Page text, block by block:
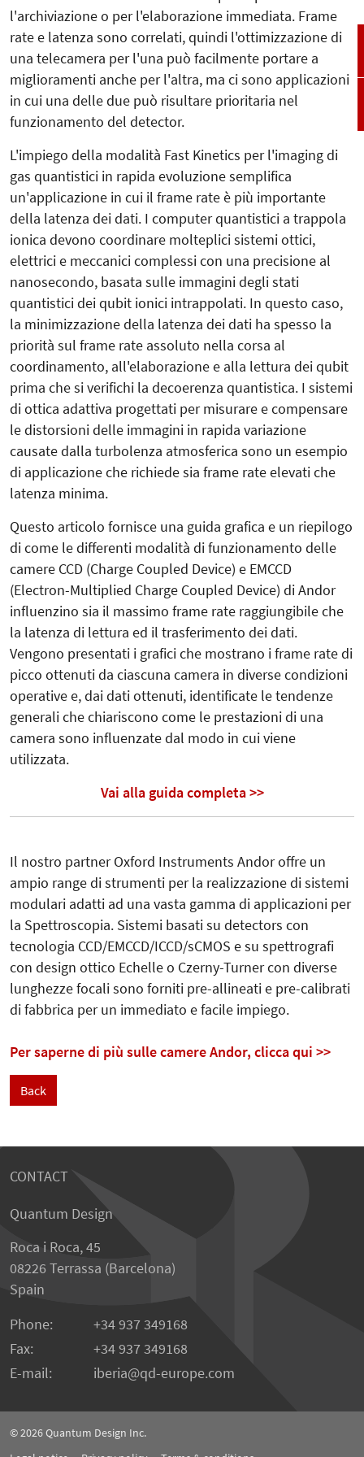
l'archiviazione o per l'elaborazione immediata. Frame
rate e latenza sono correlati, quindi l'ottimizzazione di
una telecamera per l'una può facilmente portare a
miglioramenti anche per l'altra, ma ci sono applicazioni
in cui una delle due può risultare prioritaria nel
funzionamento del detector.
L'impiego della modalità Fast Kinetics per l'imaging di
gas quantistici in rapida evoluzione semplifica
un'applicazione in cui il frame rate è più importante
della latenza dei dati. I computer quantistici a trappola
ionica devono coordinare molteplici sistemi ottici,
elettrici e meccanici complessi con una precisione al
nanosecondo, basata sulle immagini degli stati
quantistici dei qubit ionici intrappolati. In questo caso,
la minimizzazione della latenza dei dati ha spesso la
priorità sul frame rate assoluto nella corsa al
coordinamento, all'elaborazione e alla lettura dei qubit
prima che si verifichi la decoerenza quantistica. I sistemi
di ottica adattiva progettati per misurare e compensare
le distorsioni delle immagini in rapida variazione
causate dalla turbolenza atmosferica sono un esempio
di applicazione che richiede sia frame rate elevati che
latenza minima.
Questo articolo fornisce una guida grafica e un riepilogo
di come le differenti modalità di funzionamento delle
camere CCD (Charge Coupled Device) e EMCCD
(Electron-Multiplied Charge Coupled Device) di Andor
influenzino sia il massimo frame rate raggiungibile che
la latenza di lettura ed il trasferimento dei dati.
Vengono presentati i grafici che mostrano i frame rate di
picco ottenuti da ciascuna camera in diverse condizioni
operative e, dai dati ottenuti, identificate le tendenze
generali che chiariscono come le prestazioni di una
camera sono influenzate dal modo in cui viene
utilizzata.
Vai alla guida completa >>
Il nostro partner Oxford Instruments Andor offre un
ampio range di strumenti per la realizzazione di sistemi
modulari adatti ad una vasta gamma di applicazioni per
la Spettroscopia. Sistemi basati su detectors con
tecnologia CCD/EMCCD/ICCD/sCMOS e su spettrografi
con design ottico Echelle o Czerny-Turner con diverse
lunghezze focali sono forniti pre-allineati e pre-calibrati
di fabbrica per un immediato e facile impiego.
Per saperne di più sulle camere Andor, clicca qui >>
Back
CONTACT
Quantum Design
Roca i Roca, 45
08226 Terrassa (Barcelona)
Spain
Phone:
+34 937 349168
Fax:
+34 937 349168
E-mail:
iberia qd-europe.com
© 2026Quantum Design Inc.